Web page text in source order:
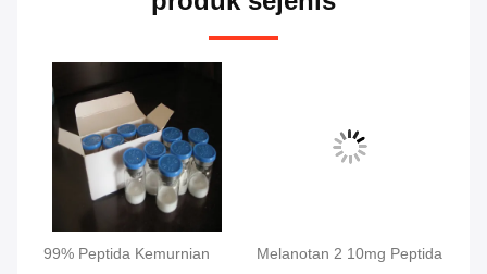
99% Peptida Kemurnian
Melanotan 2 10mg Peptida